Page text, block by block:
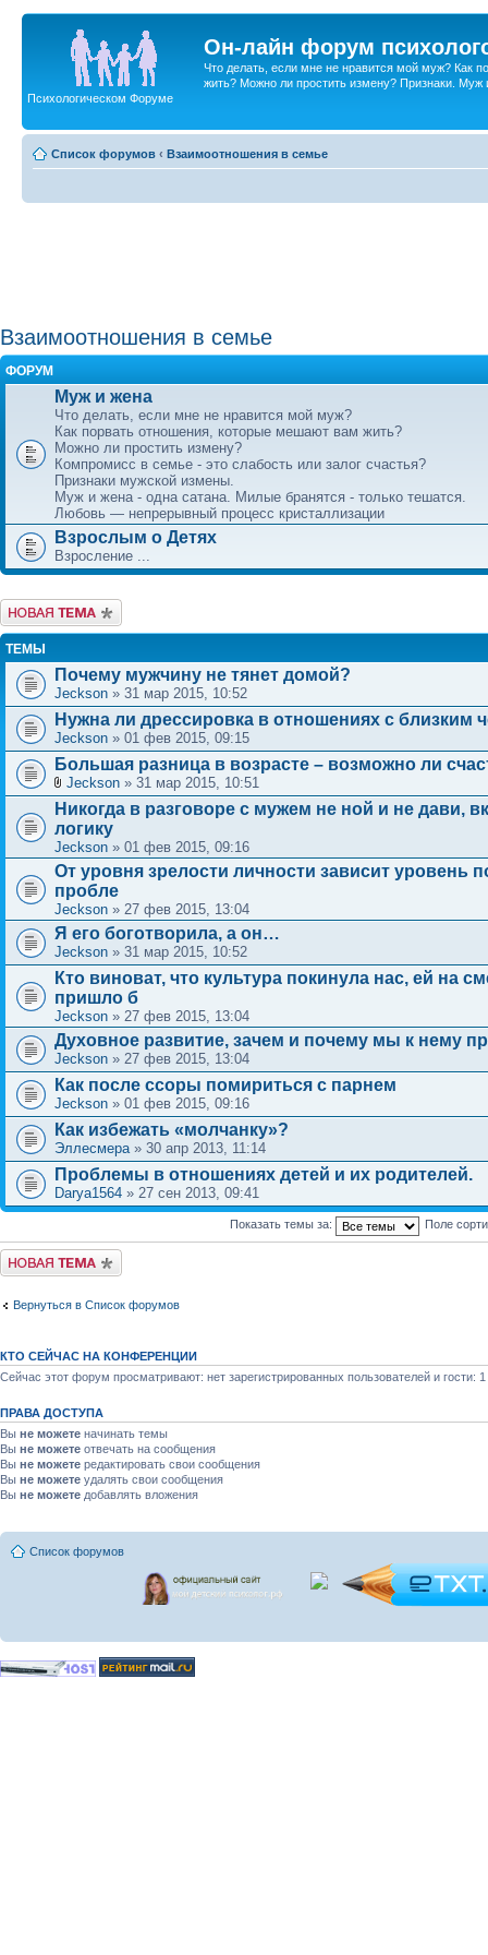
Он-лайн форум
Что делать, если мне не нравится мой муж? Как
жить? Можно ли простить измену? Признаки. Муж
Психологическом Форуме
Список форумов ‹ Взаимоотношения в семье
Взаимоотношения в семье
ФОРУМ
Муж и жена
Что делать, если мне не нравится мой муж?
Как порвать отношения, которые мешают вам жить?
Можно ли простить измену?
Компромисс в семье - это слабость или залог счастья?
Признаки мужской измены.
Муж и жена - одна сатана. Милые бранятся - только тешатся.
Любовь — непрерывный процесс кристаллизации
Взрослым о Детях
Взросление ...
Новая тема
ТЕМЫ
Почему мужчину не тянет домой?
Jeckson » 31 мар 2015, 10:52
Нужна ли дрессировка в отношениях с близким
Jeckson » 01 фев 2015, 09:15
Большая разница в возрасте – возможно ли
Jeckson » 31 мар 2015, 10:51
Никогда в разговоре с мужем не ной и не дави,
логику
Jeckson » 01 фев 2015, 09:16
От уровня зрелости личности зависит уровень
пробле
Jeckson » 27 фев 2015, 13:04
Я его боготворила, а он…
Jeckson » 31 мар 2015, 10:52
Кто виноват, что культура покинула нас, ей на
пришло б
Jeckson » 27 фев 2015, 13:04
Духовное развитие, зачем и почему мы к нему
Jeckson » 27 фев 2015, 13:04
Как после ссоры помириться с парнем
Jeckson » 01 фев 2015, 09:16
Как избежать «молчанку»?
Эллесмера » 30 апр 2013, 11:14
Проблемы в отношениях детей и их родителей.
Darya1564 » 27 сен 2013, 09:41
Показать темы за: Поле
Новая тема
Вернуться в Список форумов
КТО СЕЙЧАС НА КОНФЕРЕНЦИИ
Сейчас этот форум просматривают: нет зарегистрированных пользователей и гости: 1
ПРАВА ДОСТУПА
Вы не можете начинать темы
Вы не можете отвечать на сообщения
Вы не можете редактировать свои сообщения
Вы не можете удалять свои сообщения
Вы не можете добавлять вложения
Список форумов